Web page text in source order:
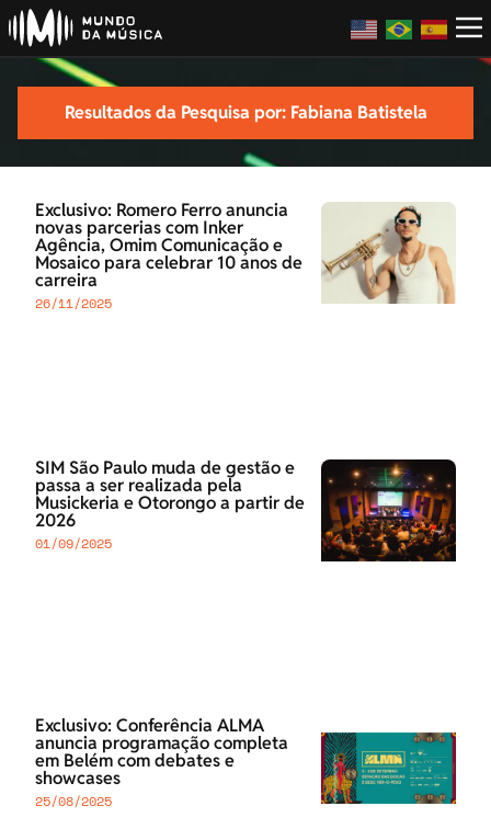
Resultados da Pesquisa por: Fabiana Batistela
Exclusivo: Romero Ferro anuncia
novas parcerias com Inker
Agência, Omim Comunicação e
Mosaico para celebrar 10 anos de
carreira
26/11/2025
SIM São Paulo muda de gestão e
passa a ser realizada pela
Musickeria e Otorongo a partir de
2026
01/09/2025
Exclusivo: Conferência ALMA
anuncia programação completa
em Belém com debates e
showcases
25/08/2025